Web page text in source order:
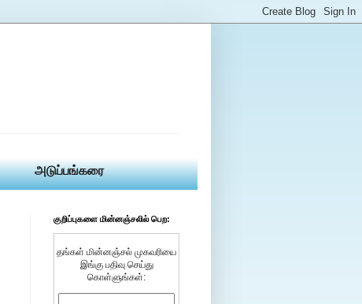
அடுப்பங்கரை
குறிப்புகளை மின்னஞ்சலில் பெற:
தங்கள் மின்னஞ்சல் முகவரியை
இங்கு பதிவு செய்து
கொள்ளுங்கள்: